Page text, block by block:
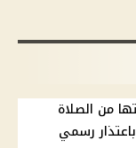
من الصلاة
رسمي